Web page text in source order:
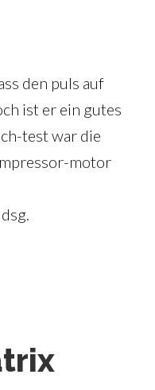
den puls auf
ist er ein gutes
test war die
motor